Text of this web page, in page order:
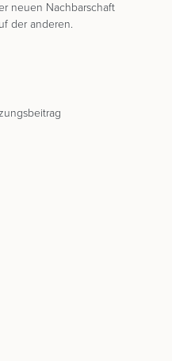
neuen Nachbarschaft
der anderen.